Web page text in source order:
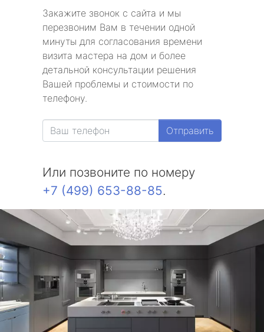
Закажите звонок с сайта и мы
перезвоним Вам в течении одной
минуты для согласования времени
визита мастера на дом и более
детальной консультации решения
Вашей проблемы и стоимости по
телефону.
Отправить
Или позвоните по номеру
+7 (499) 653-88-85.